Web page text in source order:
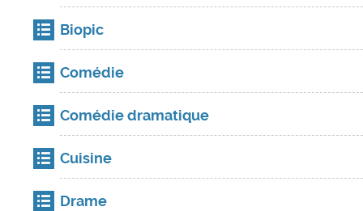
Biopic
Comédie
Comédie dramatique
Cuisine
Drame